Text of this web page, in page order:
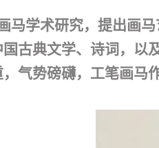
马学术研究，提出画
古典文学、诗词，以
气势磅礴，工笔画马